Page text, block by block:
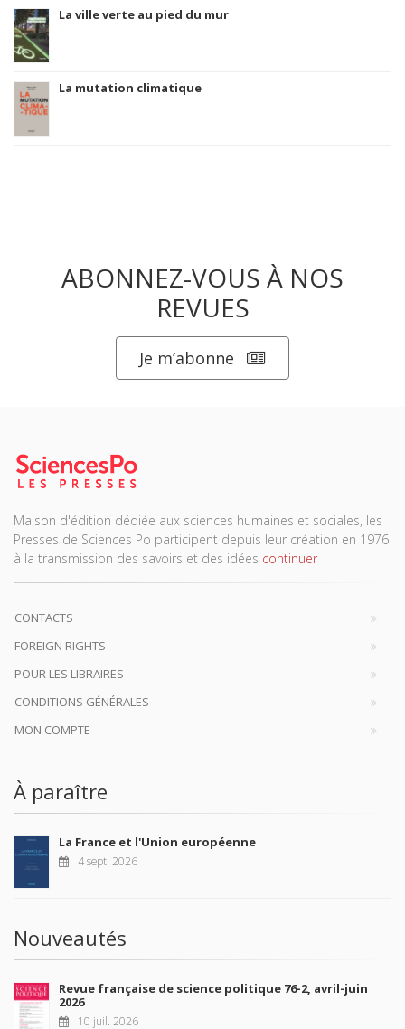
La ville verte au pied du mur
La mutation climatique
ABONNEZ-VOUS À NOS
REVUES
Je m’abonne
Maison d'édition dédiée aux sciences humaines et sociales, les
Presses de Sciences Po participent depuis leur création en 1976
à la transmission des savoirs et des idées continuer
CONTACTS
FOREIGN RIGHTS
POUR LES LIBRAIRES
CONDITIONS GÉNÉRALES
MON COMPTE
À paraître
La France et l'Union européenne
4 sept. 2026
Nouveautés
Revue française de science politique 76-2, avril-juin
2026
10 juil. 2026